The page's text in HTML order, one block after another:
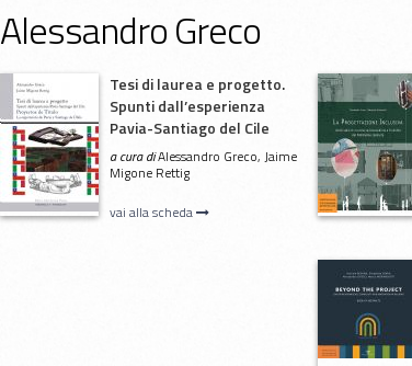
Alessandro Greco
Tesi di laurea e progetto.
Spunti dall’esperienza
Pavia-Santiago del Cile
a cura diAlessandro Greco, Jaime
Migone Rettig
vai alla scheda